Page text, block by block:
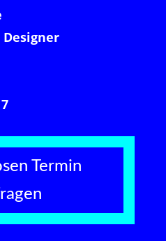
Designer
Termin